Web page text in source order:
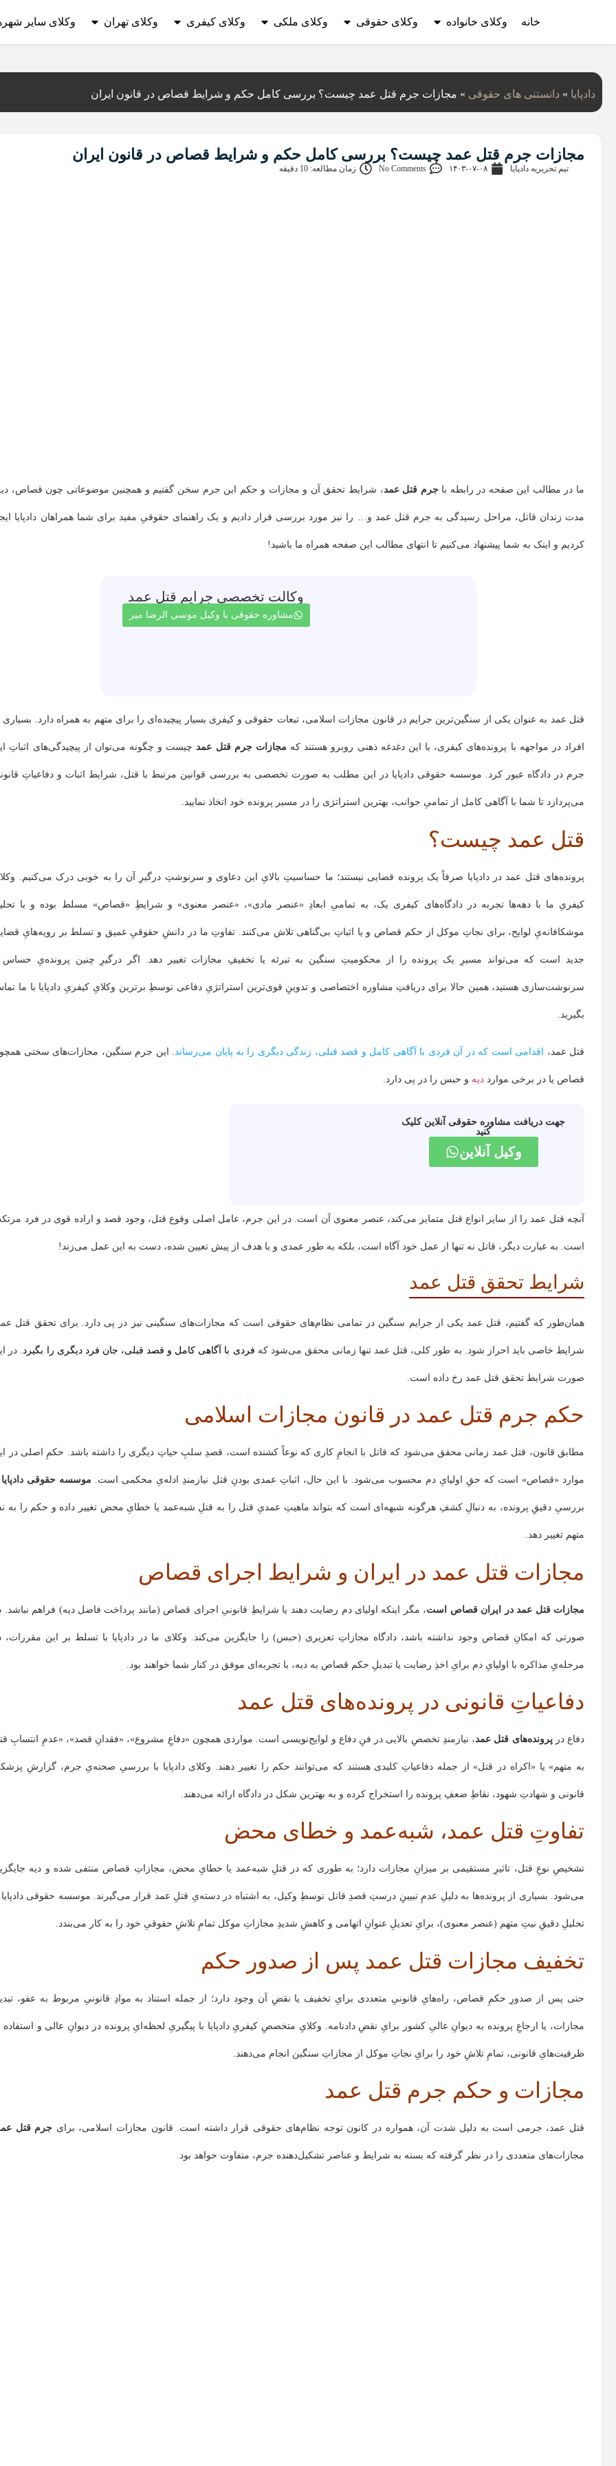
خانه وکلای خانواده وکلای حقوقی وکلای ملکی وکلای کیفری وکلای تهران وکلای سایر
دادپایا » دانستنی‌ های حقوقی » مجازات جرم قتل عمد چیست؟ بررسی کامل حکم و شرایط قصاص در قانون ایران
مجازات جرم قتل عمد چیست؟ بررسی کامل حکم و شرایط قصاص در قانون ایران
تیم تحریریه دادپایا ۱۴۰۳-۰۷-۰۸ No Comments زمان مطالعه: 10 دقیقه
ما در مطالب این صفحه در رابطه باجرم قتل عمد، شرایط تحقق آن و مجازات و حکم این جرم سخن گفتیم و همچنین موضوعاتی چون قصاص،
مدت زندان قاتل، مراحل رسیدگی به جرم قتل عمد و… را نیز مورد بررسی قرار دادیم و یک راهنمای حقوقیِ مفید برای شما همراهان دادپایا
کردیم و اینک به شما پیشنهاد می‌کنیم تا انتهای مطالب این صفحه همراه ما باشید!
وکالت تخصصی جرایم قتل عمد
مشاوره حقوقی با وکیل موسی الرضا میر
قتل عمد به عنوان یکی از سنگین‌ترین جرایم در قانون مجازات اسلامی، تبعات حقوقی و کیفری بسیار پیچیده‌ای را برای متهم به همراه دارد. بسیاری
افراد در مواجهه با پرونده‌های کیفری، با این دغدغه ذهنی روبرو هستند که مجازات جرم قتل عمدچیست و چگونه می‌توان از پیچیدگی‌های اثباتِ
جرم در دادگاه عبور کرد. موسسه حقوقی دادپایا در این مطلب به صورت تخصصی به بررسی قوانین مرتبط با قتل، شرایط اثبات و دفاعیاتِ
می‌پردازد تا شما با آگاهی کامل از تمامیِ جوانب، بهترین استراتژی را در مسیر پرونده خود اتخاذ نمایید.
قتل عمد چیست؟
پرونده‌های قتل عمد در دادپایا صرفاً یک پرونده قضایی نیستند؛ ما حساسیتِ بالایِ این دعاوی و سرنوشتِ درگیرِ آن را به خوبی درک می‌کنیم.
کیفریِ ما با دهه‌ها تجربه در دادگاه‌های کیفری یک، به تمامیِ ابعادِ «عنصر مادی»، «عنصر معنوی» و شرایطِ «قصاص» مسلط بوده و با
موشکافانه‌یِ لوایح، برای نجاتِ موکل از حکم قصاص و یا اثباتِ بی‌گناهی تلاش می‌کنند. تفاوتِ ما در دانشِ حقوقیِ عمیق و تسلط بر رویه‌هایِ
جدید است که می‌تواند مسیرِ یک پرونده را از محکومیتِ سنگین به تبرئه یا تخفیفِ مجازات تغییر دهد. اگر درگیرِ چنین پرونده‌یِ
سرنوشت‌سازی هستید، همین حالا برای دریافتِ مشاوره اختصاصی و تدوینِ قوی‌ترین استراتژیِ دفاعی توسطِ برترین وکلایِ کیفریِ دادپایا با ما
بگیرید.
قتل عمد، اقدامی است که در آن فردی با آگاهی کامل و قصد قبلی، زندگی دیگری را به پایان می‌رساند. این جرم سنگین، مجازات‌های سختی
قصاص یا در برخی موارد دیه و حبس را در پی دارد.
جهت دریافت مشاوره حقوقی آنلاین کلیک
کنید
وکیل آنلاین
آنچه قتل عمد را از سایر انواع قتل متمایز می‌کند، عنصر معنوی آن است. در این جرم، عامل اصلی وقوع قتل، وجود قصد و اراده قوی در فرد
است. به عبارت دیگر، قاتل نه تنها از عمل خود آگاه است، بلکه به طور عمدی و با هدف از پیش تعیین شده، دست به این عمل می‌زند!
شرایط تحقق قتل عمد
همان‌طور که گفتیم، قتل عمد یکی از جرایم سنگین در تمامی نظام‌های حقوقی است که مجازات‌های سنگینی نیز در پی دارد. برای تحقق قتل
شرایط خاصی باید احراز شود. به طور کلی، قتل عمد تنها زمانی محقق می‌شود که فردی با آگاهی کامل و قصد قبلی، جان فرد دیگری را بگیرد . در
صورت شرایط تحقق قتل عمد رخ داده است.
حکم جرم قتل عمد در قانون مجازات اسلامی
مطابق قانون، قتل عمد زمانی محقق می‌شود که قاتل با انجامِ کاری که نوعاً کشنده است، قصدِ سلبِ حیاتِ دیگری را داشته باشد. حکمِ اصلی در
موارد «قصاص» است که حقِ اولیایِ دم محسوب می‌شود. با این حال، اثباتِ عمدی بودنِ قتل نیازمندِ ادله‌یِ محکمی است. موسسه حقوقی دادپایا
بررسیِ دقیقِ پرونده، به دنبالِ کشفِ هرگونه شبهه‌ای است که بتواند ماهیتِ عمدیِ قتل را به قتلِ شبه‌عمد یا خطایِ محض تغییر داده و حکم را به
متهم تغییر دهد.
مجازات قتل عمد در ایران و شرایط اجرای قصاص
مجازات قتل عمد در ایران قصاص است، مگر اینکه اولیای دم رضایت دهند یا شرایطِ قانونیِ اجرای قصاص (مانند پرداخت فاضل دیه) فراهم نباشد.
صورتی که امکانِ قصاص وجود نداشته باشد، دادگاه مجازاتِ تعزیری (حبس) را جایگزین می‌کند. وکلای ما در دادپایا با تسلط بر این مقررات،
مرحله‌یِ مذاکره با اولیایِ دم برایِ اخذِ رضایت یا تبدیلِ حکم قصاص به دیه، با تجربه‌ای موفق در کنار شما خواهند بود.
دفاعیاتِ قانونی در پرونده‌های قتل عمد
دفاع در پرونده‌های قتل عمد، نیازمندِ تخصصِ بالایی در فنِ دفاع و لوایح‌نویسی است. مواردی همچون «دفاعِ مشروع»، «فقدانِ قصد»، «عدمِ انتسابِ
به متهم» یا «اکراه در قتل» از جمله دفاعیاتِ کلیدی هستند که می‌توانند حکم را تغییر دهند. وکلای دادپایا با بررسیِ صحنه‌یِ جرم، گزارشِ
قانونی و شهادتِ شهود، نقاطِ ضعفِ پرونده را استخراج کرده و به بهترین شکل در دادگاه ارائه می‌دهند.
تفاوتِ قتل عمد، شبه‌عمد و خطای محض
تشخیصِ نوعِ قتل، تاثیرِ مستقیمی بر میزانِ مجازات دارد؛ به طوری که در قتلِ شبه‌عمد یا خطایِ محض، مجازاتِ قصاص منتفی شده و دیه
می‌شود. بسیاری از پرونده‌ها به دلیلِ عدمِ تبیینِ درستِ قصدِ قاتل توسطِ وکیل، به اشتباه در دسته‌یِ قتلِ عمد قرار می‌گیرند. موسسه حقوقی دادپایا
تحلیلِ دقیقِ نیتِ متهم (عنصر معنوی)، برایِ تعدیلِ عنوانِ اتهامی و کاهشِ شدیدِ مجازاتِ موکل تمامِ تلاشِ حقوقیِ خود را به کار می‌بندد.
تخفیف مجازات قتل عمد پس از صدور حکم
حتی پس از صدورِ حکمِ قصاص، راه‌هایِ قانونیِ متعددی برایِ تخفیف یا نقضِ آن وجود دارد؛ از جمله استناد به موادِ قانونیِ مربوط به عفو،
مجازات، یا ارجاعِ پرونده به دیوانِ عالیِ کشور برایِ نقضِ دادنامه. وکلایِ متخصصِ کیفریِ دادپایا با پیگیریِ لحظه‌ایِ پرونده در دیوانِ عالی و استفاده
ظرفیت‌هایِ قانونی، تمامِ تلاشِ خود را برایِ نجاتِ موکل از مجازاتِ سنگین انجام می‌دهند.
مجازات و حکم جرم قتل عمد
قتل عمد، جرمی است به دلیل شدت آن، همواره در کانون توجه نظام‌های حقوقی قرار داشته است. قانون مجازات اسلامی، برای جرم قتل
مجازات‌های متعددی را در نظر گرفته که بسته به شرایط و عناصر تشکیل‌دهنده جرم، متفاوت خواهد بود.